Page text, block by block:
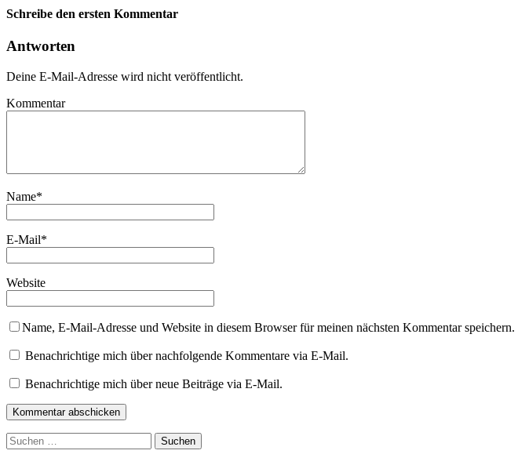
Schreibe den ersten Kommentar
Antworten
Deine E-Mail-Adresse wird nicht veröffentlicht.
Kommentar
Name*
E-Mail*
Website
Name, E-Mail-Adresse und Website in diesem Browser für meinen nächsten Kommentar speichern.
Benachrichtige mich über nachfolgende Kommentare via E-Mail.
Benachrichtige mich über neue Beiträge via E-Mail.
Suchen
nach: